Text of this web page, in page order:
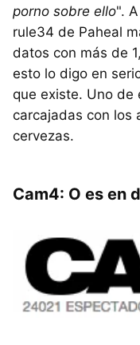
porno sobre ello".
rule34 de Paheal
datos con más de
esto lo digo en
que existe. Uno de
carcajadas con los
cervezas.
Cam4: O es en